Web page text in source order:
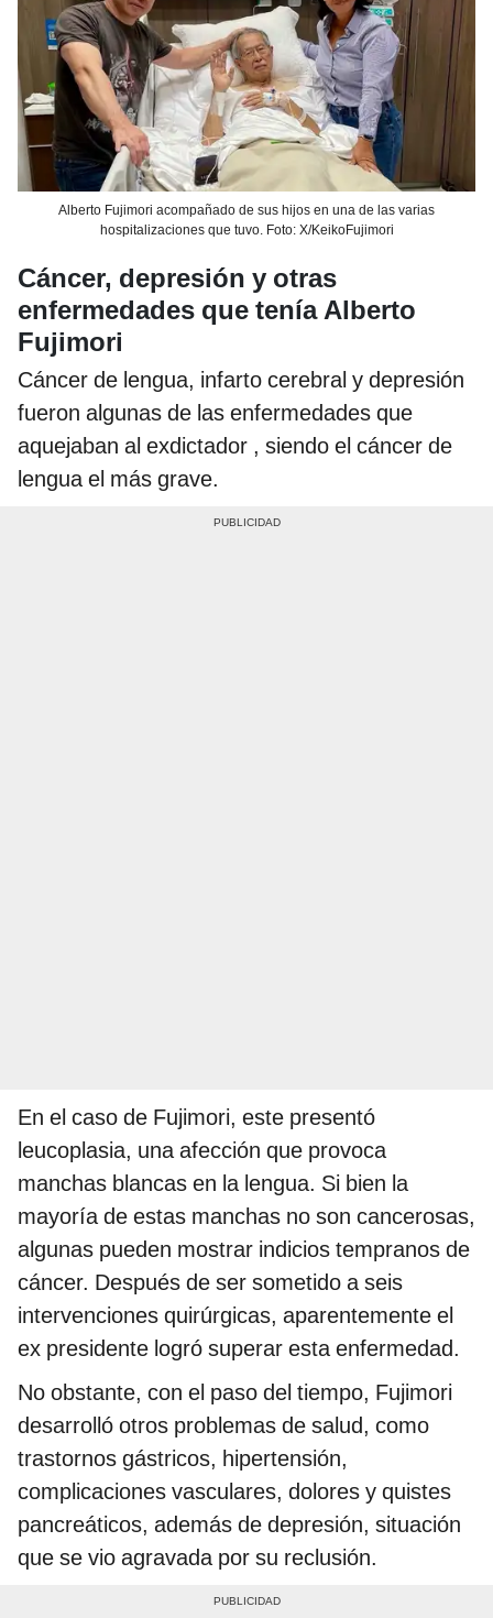
Alberto Fujimori acompañado de sus hijos en una de las varias
hospitalizaciones que tuvo. Foto: X/KeikoFujimori
Cáncer, depresión y otras
enfermedades que tenía Alberto
Fujimori
Cáncer de lengua, infarto cerebral y depresión
fueron algunas de las enfermedades que
aquejaban al exdictador , siendo el cáncer de
lengua el más grave.
En el caso de Fujimori, este presentó
leucoplasia, una afección que provoca
manchas blancas en la lengua. Si bien la
mayoría de estas manchas no son cancerosas,
algunas pueden mostrar indicios tempranos de
cáncer. Después de ser sometido a seis
intervenciones quirúrgicas, aparentemente el
ex presidente logró superar esta enfermedad.
No obstante, con el paso del tiempo, Fujimori
desarrolló otros problemas de salud, como
trastornos gástricos, hipertensión,
complicaciones vasculares, dolores y quistes
pancreáticos, además de depresión, situación
que se vio agravada por su reclusión.